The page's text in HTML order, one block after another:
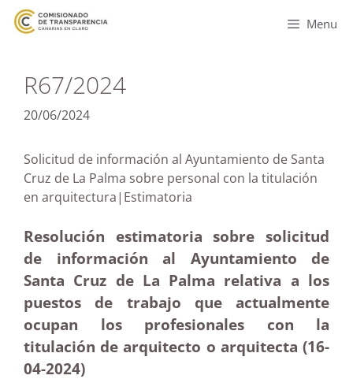
Menu
R67/2024
20/06/2024
Solicitud de información al Ayuntamiento de Santa
Cruz de La Palma sobre personal con la titulación
en arquitectura|Estimatoria
Resolución estimatoria sobre solicitud
de información al Ayuntamiento de
Santa Cruz de La Palma relativa a los
puestos de trabajo que actualmente
ocupan los profesionales con la
titulación de arquitecto o arquitecta (16-
04-2024)